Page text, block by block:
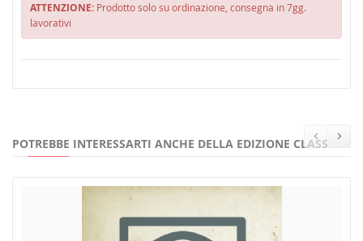
ATTENZIONE: Prodotto solo su ordinazione, consegna in 7gg.
lavorativi
POTREBBE INTERESSARTI ANCHE DELLA EDIZIONE CLASSICI